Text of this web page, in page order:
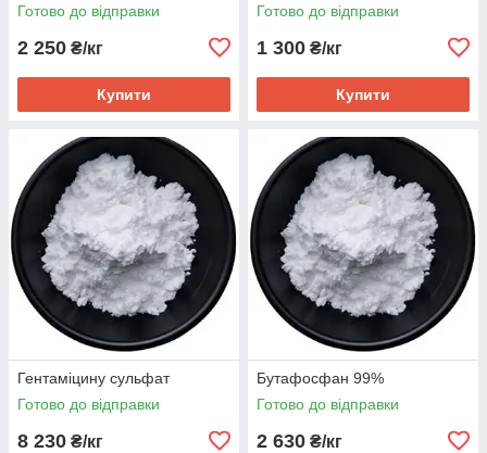
Готово до відправки
2 250 ₴/кг
Купити
Готово до відправки
1 300 ₴/кг
Купити
Гентаміцину сульфат
Готово до відправки
8 230 ₴/кг
Бутафосфан 99%
Готово до відправки
2 630 ₴/кг